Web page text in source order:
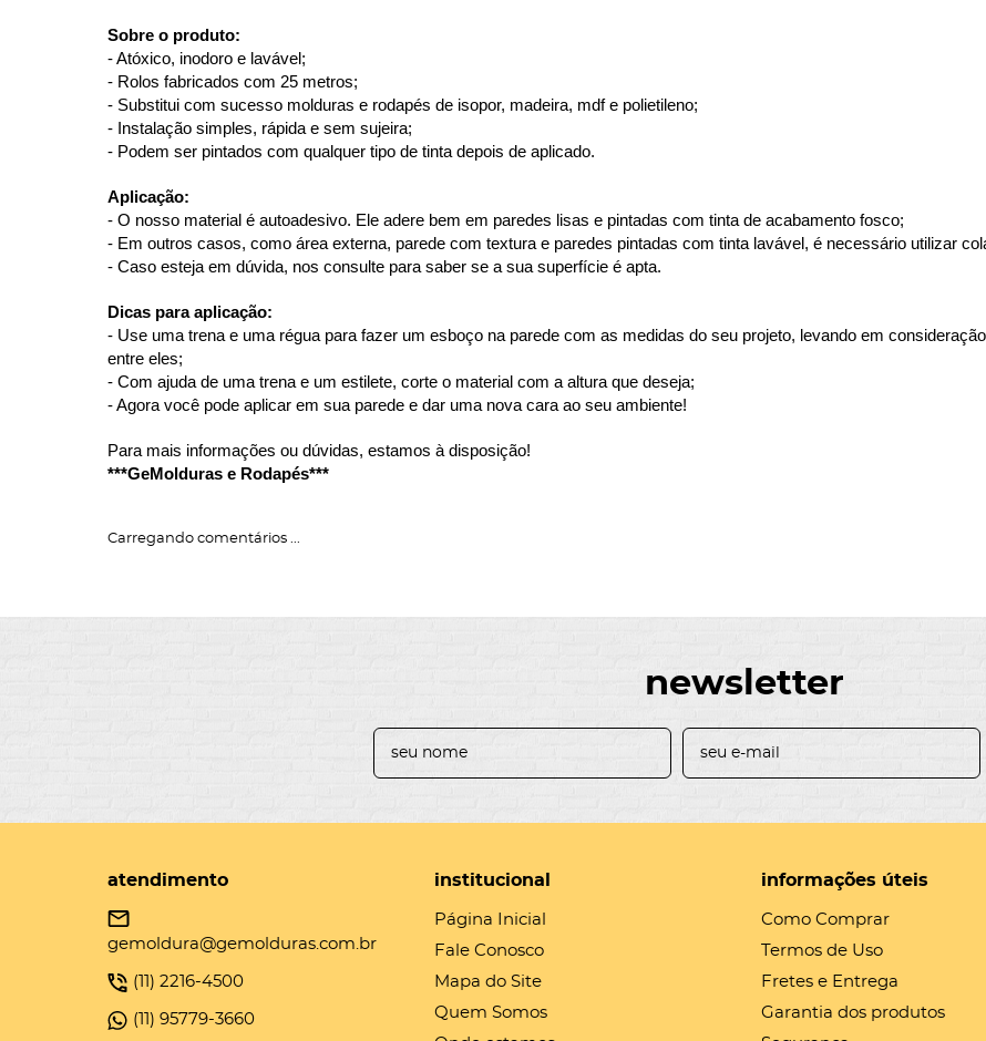
Sobre o produto:
- Atóxico, inodoro e lavável;
- Rolos fabricados com 25 metros;
- Substitui com sucesso molduras e rodapés de isopor, madeira, mdf e polietileno;
- Instalação simples, rápida e sem sujeira;
- Podem ser pintados com qualquer tipo de tinta depois de aplicado.
Aplicação:
- O nosso material é autoadesivo. Ele adere bem em paredes lisas e pintadas com tinta de acabamento fosco;
- Em outros casos, como área externa, parede com textura e paredes pintadas com tinta lavável, é necessário utilizar
- Caso esteja em dúvida, nos consulte para saber se a sua superfície é apta.
Dicas para aplicação:
- Use uma trena e uma régua para fazer um esboço na parede com as medidas do seu projeto, levando em
entre eles;
- Com ajuda de uma trena e um estilete, corte o material com a altura que deseja;
- Agora você pode aplicar em sua parede e dar uma nova cara ao seu ambiente!
Para mais informações ou dúvidas, estamos à disposição!
***GeMolduras e Rodapés***
Carregando comentários ...
newsletter
atendimento
(11) 2216-4500
(11) 95779-3660
gemoldura@gemolduras.com.br
institucional
Página Inicial
Fale Conosco
Mapa do Site
Quem Somos
informações úteis
Como Comprar
Termos de Uso
Fretes e Entrega
Garantia dos produtos